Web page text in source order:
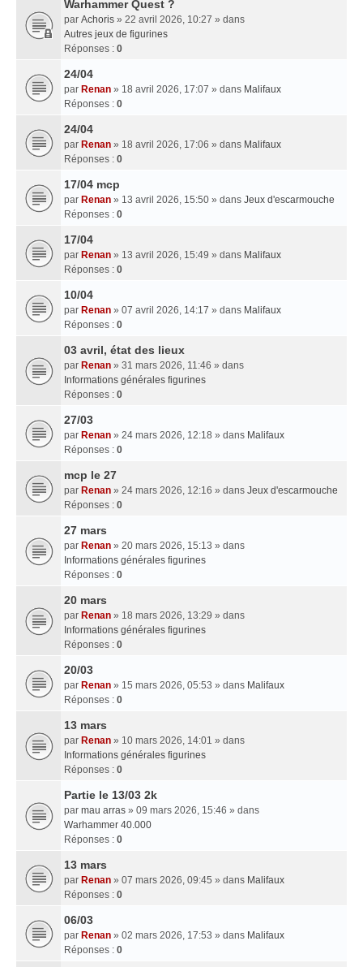
Warhammer Quest ?
par Achoris » 22 avril 2026, 10:27 » dans
Autres jeux de figurines
Réponses : 0
24/04
par Renan » 18 avril 2026, 17:07 » dans Malifaux
Réponses : 0
24/04
par Renan » 18 avril 2026, 17:06 » dans Malifaux
Réponses : 0
17/04 mcp
par Renan » 13 avril 2026, 15:50 » dans Jeux d'escarmouche
Réponses : 0
17/04
par Renan » 13 avril 2026, 15:49 » dans Malifaux
Réponses : 0
10/04
par Renan » 07 avril 2026, 14:17 » dans Malifaux
Réponses : 0
03 avril, état des lieux
par Renan » 31 mars 2026, 11:46 » dans
Informations générales figurines
Réponses : 0
27/03
par Renan » 24 mars 2026, 12:18 » dans Malifaux
Réponses : 0
mcp le 27
par Renan » 24 mars 2026, 12:16 » dans Jeux d'escarmouche
Réponses : 0
27 mars
par Renan » 20 mars 2026, 15:13 » dans
Informations générales figurines
Réponses : 0
20 mars
par Renan » 18 mars 2026, 13:29 » dans
Informations générales figurines
Réponses : 0
20/03
par Renan » 15 mars 2026, 05:53 » dans Malifaux
Réponses : 0
13 mars
par Renan » 10 mars 2026, 14:01 » dans
Informations générales figurines
Réponses : 0
Partie le 13/03 2k
par mau arras » 09 mars 2026, 15:46 » dans
Warhammer 40.000
Réponses : 0
13 mars
par Renan » 07 mars 2026, 09:45 » dans Malifaux
Réponses : 0
06/03
par Renan » 02 mars 2026, 17:53 » dans Malifaux
Réponses : 0